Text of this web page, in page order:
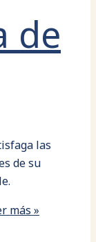
de
las
de su
más »